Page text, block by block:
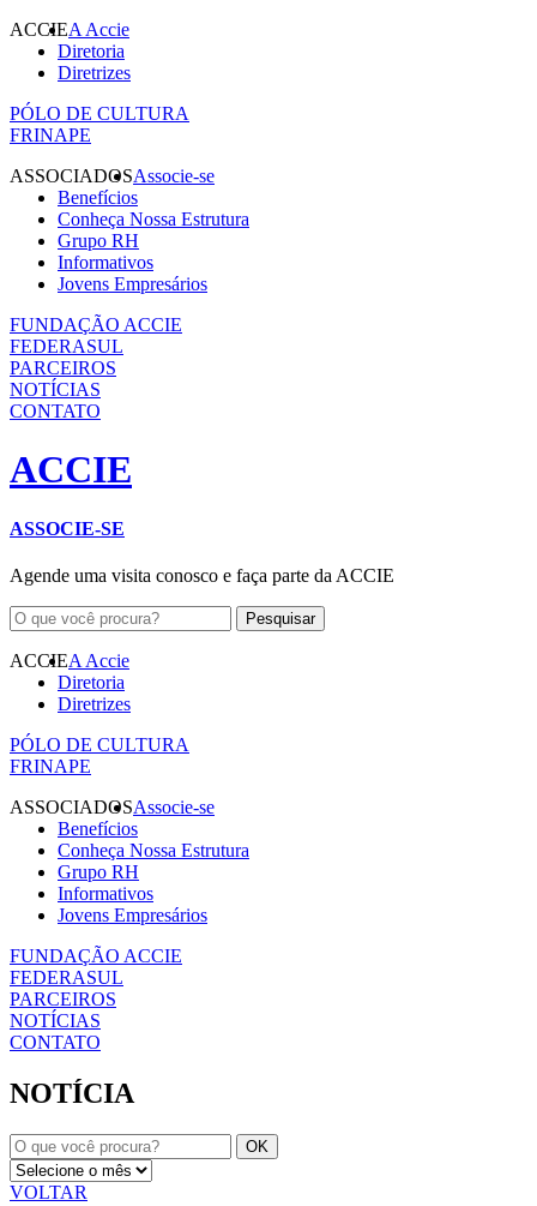
ACCIEA Accie
Diretoria
Diretrizes
PÓLO DE CULTURA
FRINAPE
ASSOCIADOSAssocie-se
Benefícios
Conheça Nossa Estrutura
Grupo RH
Informativos
Jovens Empresários
FUNDAÇÃO ACCIE
FEDERASUL
PARCEIROS
NOTÍCIAS
CONTATO
ACCIE
ASSOCIE-SE
Agende uma visita conosco e faça parte da ACCIE
ACCIEA Accie
Diretoria
Diretrizes
PÓLO DE CULTURA
FRINAPE
ASSOCIADOSAssocie-se
Benefícios
Conheça Nossa Estrutura
Grupo RH
Informativos
Jovens Empresários
FUNDAÇÃO ACCIE
FEDERASUL
PARCEIROS
NOTÍCIAS
CONTATO
NOTÍCIA
VOLTAR